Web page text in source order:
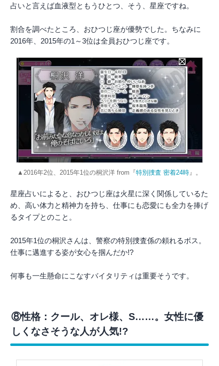
占いと言えば血液型ともうひとつ、そう、星座ですね。
割合を調べたところ、おひつじ座が優勢でした。ちなみに
2016年、2015年の1～3位は全員おひつじ座です。
▲2016年2位、2015年1位の桐沢洋 from『特別捜査 密着24時』。
星座占いによると、おひつじ座は火星に深く関係しているた
め、高い体力と精神力を持ち、仕事にも恋愛にも全力を捧げ
るタイプとのこと。
2015年1位の桐沢さんは、警察の特別捜査係の頼れるボス。
仕事に邁進する姿が女心を掴んだか!?
何事も一生懸命にこなすバイタリティは重要そうです。
⑧性格：クール、オレ様、S……。女性に優
しくなさそうな人が人気!?